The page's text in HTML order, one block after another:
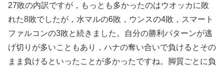
27敗の内訳ですが，もっとも多かったのはウオッカに敗
れた8敗でしたが，水マルの6敗，ウンスの4敗，スマート
ファルコンの3敗と続きました。自分の勝利パターンが逃
げ切りが多いこともあり，ハナの奪い合いで負けるとその
まま負けるといったことが多かったですね。脚質ごとに負